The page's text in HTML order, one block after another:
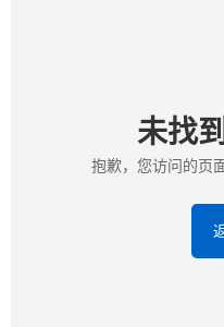
未找
抱歉，您访问的页